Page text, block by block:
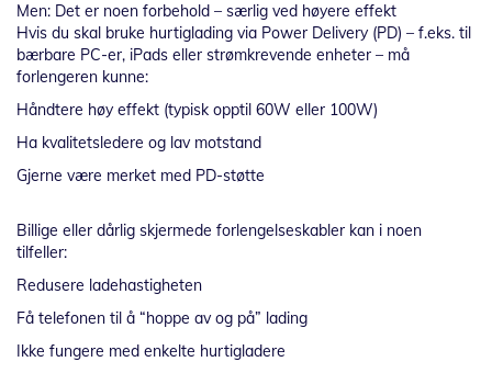
Men: Det er noen forbehold – særlig ved høyere effekt
Hvis du skal bruke hurtiglading via Power Delivery (PD) – f.eks. til
bærbare PC-er, iPads eller strømkrevende enheter – må
forlengeren kunne:
Håndtere høy effekt (typisk opptil 60W eller 100W)
Ha kvalitetsledere og lav motstand
Gjerne være merket med PD-støtte
Billige eller dårlig skjermede forlengelseskabler kan i noen
tilfeller:
Redusere ladehastigheten
Få telefonen til å “hoppe av og på” lading
Ikke fungere med enkelte hurtigladere